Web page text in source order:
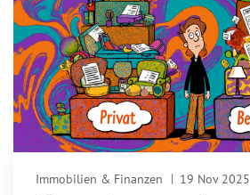
Immobilien & Finanzen 19 Nov 2025